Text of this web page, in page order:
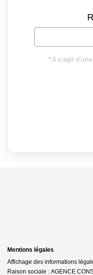
Mentions légales
Affichage des informations
Raison sociale : AGENCE